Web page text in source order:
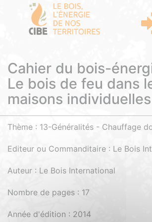
Cahier du bois-
Le bois de feu dans
maisons individuelles
Thème : 13-Généralités - Chauffage
Editeur ou Commanditaire : Le Bois
Auteur : Le Bois International
Nombre de pages : 17
Année d'édition : 2014